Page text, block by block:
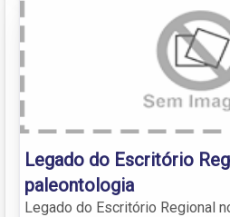
Legado do Escritório
paleontologia
Legado do Escritório Regional